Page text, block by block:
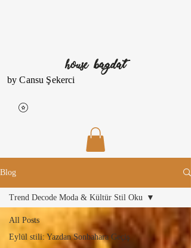
house bagdat
by Cansu Şekerci
Blog
All Posts
Eylül stili: Yazdan Sonbahara Geçiş
Trend Decode Moda & Kültür Stil Oku